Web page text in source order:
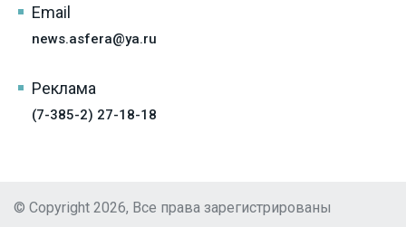
Email
news.asfera@ya.ru
Реклама
(7-385-2) 27-18-18
© Copyright 2026, Все права зарегистрированы